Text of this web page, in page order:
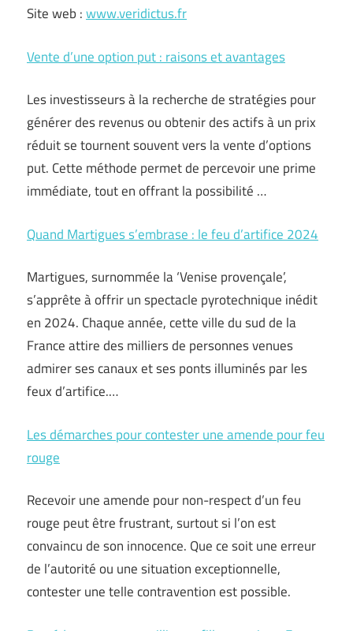
Site web :www.veridictus.fr
Vente d’une option put : raisons et avantages
Les investisseurs à la recherche de stratégies pour
générer des revenus ou obtenir des actifs à un prix
réduit se tournent souvent vers la vente d’options
put. Cette méthode permet de percevoir une prime
immédiate, tout en offrant la possibilité …
Quand Martigues s’embrase : le feu d’artifice 2024
Martigues, surnommée la ‘Venise provençale’,
s’apprête à offrir un spectacle pyrotechnique inédit
en 2024. Chaque année, cette ville du sud de la
France attire des milliers de personnes venues
admirer ses canaux et ses ponts illuminés par les
feux d’artifice.…
Les démarches pour contester une amende pour feu
rouge
Recevoir une amende pour non-respect d’un feu
rouge peut être frustrant, surtout si l’on est
convaincu de son innocence. Que ce soit une erreur
de l’autorité ou une situation exceptionnelle,
contester une telle contravention est possible.